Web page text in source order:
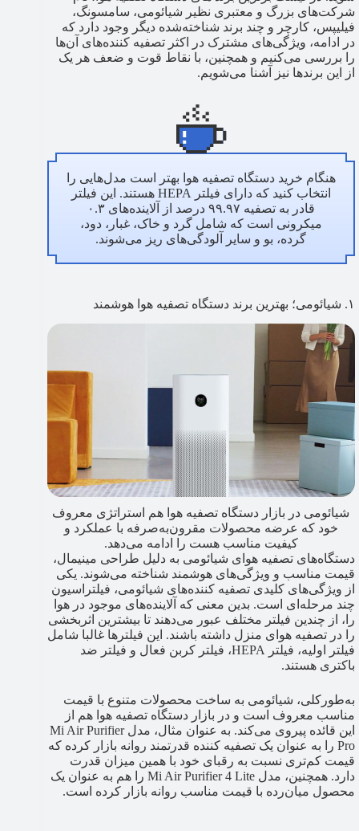
شرکت‌های بزرگ و معتبری نظیر شیائومی، سامسونگ،
فیلیپس، کارچر و چند برند شناخته‌شده دیگر وجود دارد که
در ادامه، ویژگی‌های مشترک در اکثر تصفیه کننده‌های آن‌ها
را بررسی می‌کنیم و همچنین، با نقاط قوت و ضعف هر یک
از این برندها نیز آشنا می‌شویم.
هنگام خرید دستگاه تصفیه هوا بهتر است مدل‌هایی را
انتخاب کنید که دارای فیلتر HEPA هستند. این فیلتر
قادر به تصفیه ۹۹.۹۷ درصد از آلاینده‌های ۰.۳
میکرونی است که شامل گرد و خاک، غبار، دود،
گرده، بو و سایر آلودگی‌های ریز می‌شوند.
۱. شیائومی؛ بهترین برند دستگاه تصفیه هوا هوشمند
شیائومی در بازار دستگاه تصفیه هوا هم استراتژی معروف
خود که عرضه محصولات مقرون‌به‌صرفه با عملکرد و
کیفیت مناسب هست را ادامه می‌دهد.
دستگاه‌های تصفیه هوای شیائومی به دلیل طراحی مینیمال،
قیمت مناسب و ویژگی‌های هوشمند شناخته می‌شوند. یکی
از ویژگی‌های کلیدی تصفیه کننده‌های شیائومی، فیلتراسیون
چند مرحله‌ای است. بدین معنی که آلاینده‌های موجود در هوا
را، از چندین فیلتر مختلف عبور می‌دهند تا بیشترین اثربخشی
را در تصفیه هوای منزل داشته باشند. این فیلترها غالبا شامل
فیلتر اولیه، فیلتر HEPA، فیلتر کربن فعال و فیلتر ضد
باکتری هستند.
به‌طورکلی، شیائومی به ساخت محصولات متنوع با قیمت
مناسب معروف است و در بازار دستگاه تصفیه هوا هم از
این قائده پیروی می‌کند. به عنوان مثال، مدل Mi Air Purifier
Pro را به عنوان یک تصفیه کننده قدرتمند روانه بازار کرده که
قیمت کم‌تری نسبت به رقبای خود با همین میزان قدرت
دارد. همچنین، مدل Mi Air Purifier 4 Lite را هم به عنوان یک
محصول میان‌رده با قیمت مناسب روانه بازار کرده است.